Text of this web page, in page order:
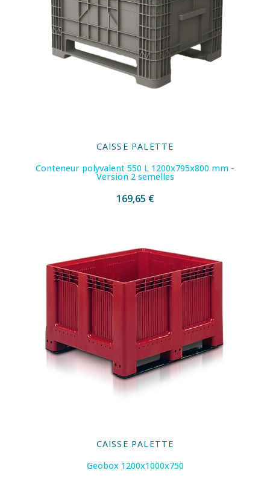
CAISSE PALETTE
Conteneur polyvalent 550 L 1200x795x800 mm -
Version 2 semelles
169,65 €
CAISSE PALETTE
Geobox 1200x1000x750